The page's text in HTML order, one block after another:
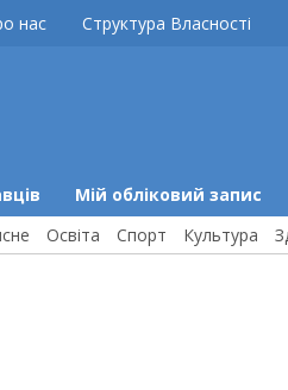
нас Структура Власності
Мій обліковий запис
Освіта Спорт Культура